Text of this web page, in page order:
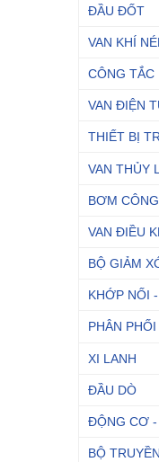
ĐẦU ĐỐT
VAN KHÍ
CÔNG TẮC
VAN ĐIỆN
THIẾT BỊ
VAN THỦY
BƠM
VAN ĐIỀU
BỘ GIẢM
KHỚP NỐI
PHÂN
XI LANH
ĐẦU DÒ
ĐỘNG CƠ -
BỘ